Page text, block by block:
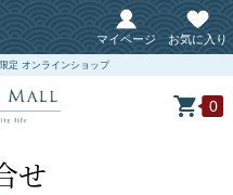
マイページ お気に入り
定 オンラインショップ
0
せ